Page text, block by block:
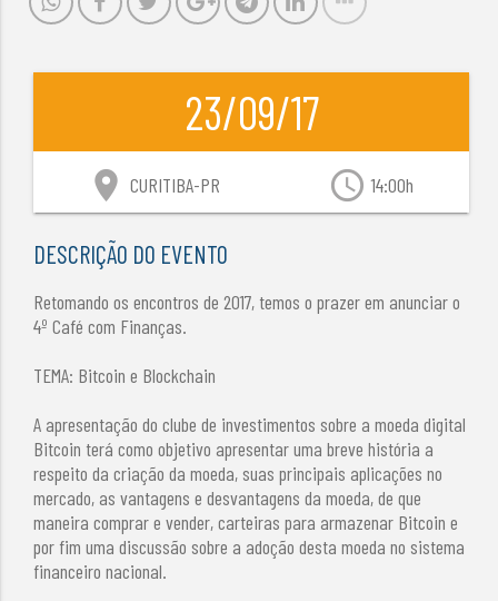
23/09/17
access_time 14:00h
location_on CURITIBA-PR
DESCRIÇÃO DO EVENTO
Retomando os encontros de 2017, temos o prazer em anunciar o
4º Café com Finanças.
TEMA: Bitcoin e Blockchain
A apresentação do clube de investimentos sobre a moeda digital
Bitcoin terá como objetivo apresentar uma breve história a
respeito da criação da moeda, suas principais aplicações no
mercado, as vantagens e desvantagens da moeda, de que
maneira comprar e vender, carteiras para armazenar Bitcoin e
por fim uma discussão sobre a adoção desta moeda no sistema
financeiro nacional.